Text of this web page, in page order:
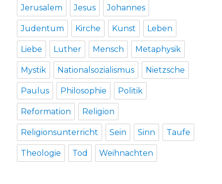
Jerusalem Jesus Johannes
Judentum Kirche Kunst Leben
Liebe Luther Mensch Metaphysik
Mystik Nationalsozialismus Nietzsche
Paulus Philosophie Politik
Reformation Religion
Religionsunterricht Sein Sinn Taufe
Theologie Tod Weihnachten